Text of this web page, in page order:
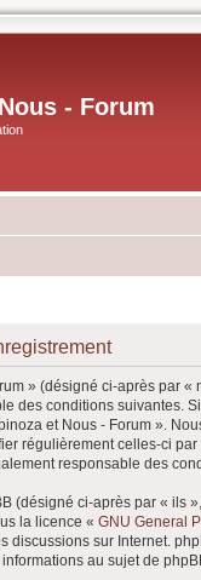
- Forum
» (désigné ci-après par
des conditions suivantes.
et Nous - Forum ».
régulièrement celles-ci
responsable des
(désigné ci-après par « ils
la licence « GNU General
discussions sur Internet.
au sujet de